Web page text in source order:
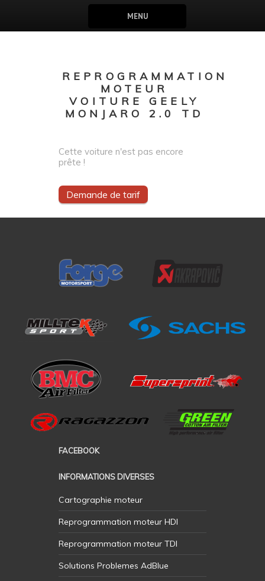
MENU
REPROGRAMMATION
MOTEUR
VOITURE GEELY
MONJARO 2.0 TD
Cette voiture n'est pas encore
prête !
Demande de tarif
FACEBOOK
INFORMATIONS DIVERSES
Cartographie moteur
Reprogrammation moteur HDI
Reprogrammation moteur TDI
Solutions Problemes AdBlue